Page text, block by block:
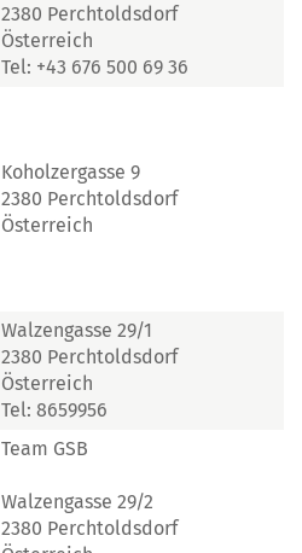
2380 Perchtoldsdorf
Österreich
Tel: +43 676 500 69 36
Koholzergasse 9
2380 Perchtoldsdorf
Österreich
Walzengasse 29/1
2380 Perchtoldsdorf
Österreich
Tel: 8659956
Team GSB
Walzengasse 29/2
2380 Perchtoldsdorf